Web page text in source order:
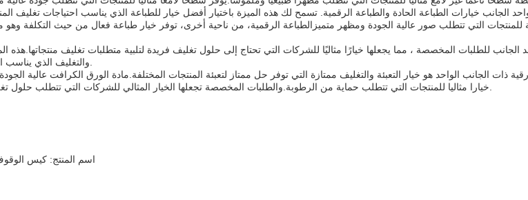
الجانب خيارات الطباعة الحادة والطباعة الرقمية. تسمح لك هذه الميزة باختيار أفضل خيار للطباعة الذي يناسب احتياجات تغليف
للمنتجات التي تتطلب صور عالية الجودة ومظهر متميزالطباعة الرقمية، من ناحية أخرى، توفر خيار طباعة فعال من حيث التكلفة
للطلبات المخصصة ، مما يجعلها خيارًا مثاليًا للشركات التي تحتاج إلى حلول تغليف فريدة لتلبية متطلبات تغليف منتجاتها.هذه
ذات الجانب الواحد هو خيار التعبئة والتغليف ممتازة التي توفر حل ممتاز لتعبئة المنتجات المختلفة.مادة الورق الكرافت عالية
اسم المنتج: كيس